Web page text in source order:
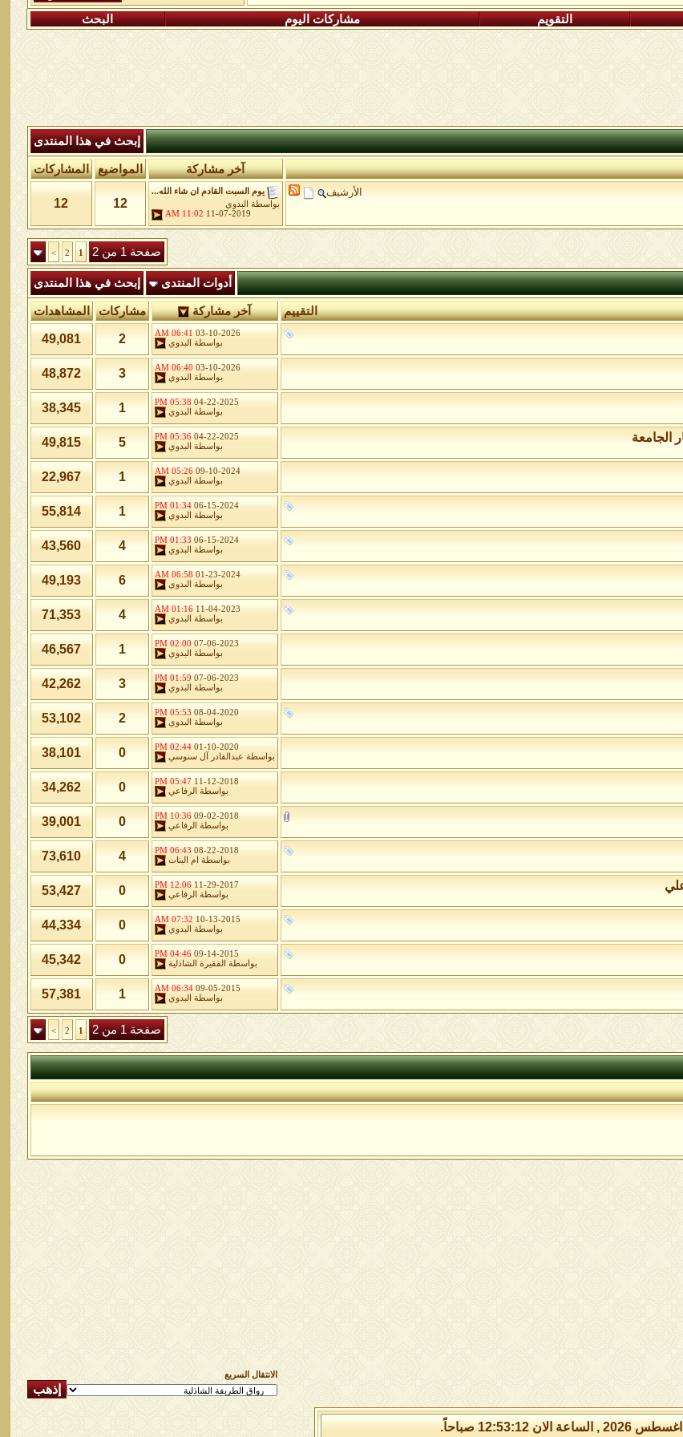
التقويم مشاركات اليوم البحث
إبحث في هذا المنتدى
آخر مشاركة المواضيع المشاركات
الأرشيف
يوم السبت القادم ان شاء الله...
بواسطة
البدوي
11-07-2019
11:02 AM
12
12
صفحة 1 من 2 1
2
>
أدوات المنتدى إبحث في هذا المنتدى
التقييم آخر مشاركة مشاركات المشاهدات
03-10-2026
06:41 AM
بواسطة
البدوي 2
49,081
03-10-2026
06:40 AM
بواسطة
البدوي 3
48,872
04-22-2025
05:38 PM
بواسطة
البدوي 1
38,345
الجامعة 04-22-2025
05:36 PM
بواسطة
البدوي 5
49,815
09-10-2024
05:26 AM
بواسطة
البدوي 1
22,967
06-15-2024
01:34 PM
بواسطة
البدوي 1
55,814
06-15-2024
01:33 PM
بواسطة
البدوي 4
43,560
01-23-2024
06:58 AM
بواسطة
البدوي 6
49,193
11-04-2023
01:16 AM
بواسطة
البدوي 4
71,353
07-06-2023
02:00 PM
بواسطة
البدوي 1
46,567
07-06-2023
01:59 PM
بواسطة
البدوي 3
42,262
08-04-2020
05:53 PM
بواسطة
البدوي 2
53,102
01-10-2020
02:44 PM
بواسطة عبدالقادر آل سنوسي 0
38,101
11-12-2018
05:47 PM
بواسطة
الرفاعي 0
34,262
09-02-2018
10:36 PM
بواسطة
الرفاعي 0
39,001
08-22-2018
06:43 PM
بواسطة
ام البنات 4
73,610
11-29-2017
12:06 PM
بواسطة
الرفاعي 0
53,427
10-13-2015
07:32 AM
بواسطة
البدوي 0
44,334
09-14-2015
04:46 PM
بواسطة
الفقيرة الشاذلية 0
45,342
09-05-2015
06:34 AM
بواسطة
البدوي 1
57,381
صفحة 1 من 2 1
2
>
الانتقال السريع